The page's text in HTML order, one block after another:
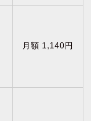
月額 1,140円